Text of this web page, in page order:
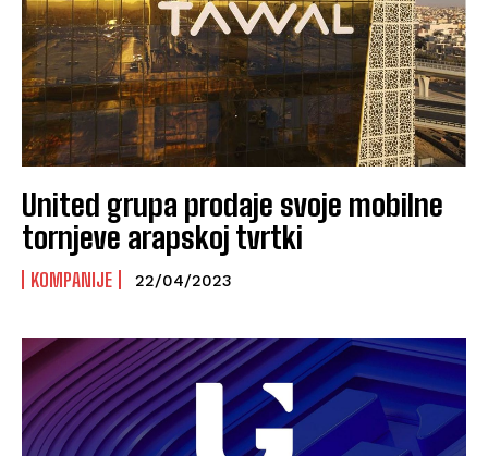
United grupa prodaje svoje mobilne
tornjeve arapskoj tvrtki
KOMPANIJE 22/04/2023